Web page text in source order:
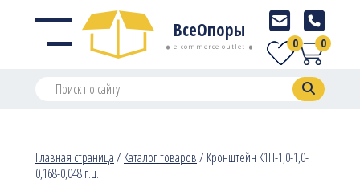
ВсеОпоры
e-commerce outlet 0
0
Главная страница/Каталог товаров/Кронштейн К1П-1,0-1,0-
0,168-0,048 г.ц.